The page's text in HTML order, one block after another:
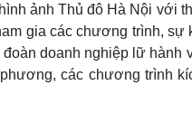
ảnh Thủ đô Hà Nội với
gia các chương trình,
doanh nghiệp lữ hành
các chương trình